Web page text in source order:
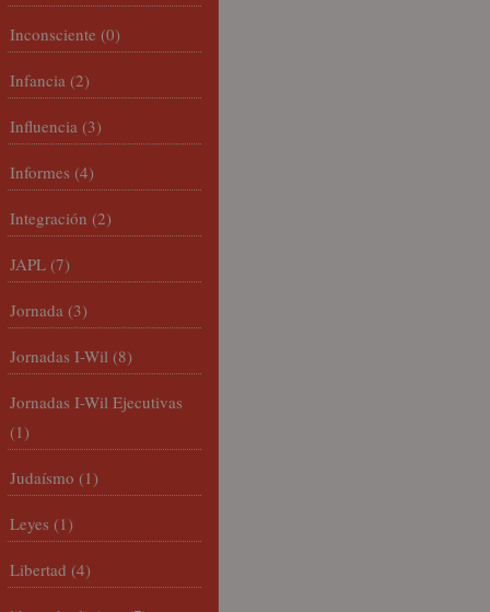
Inconsciente (0)
Infancia (2)
Influencia (3)
Informes (4)
Integración (2)
JAPL (7)
Jornada (3)
Jornadas I-Wil (8)
Jornadas I-Wil Ejecutivas
(1)
Judaísmo (1)
Leyes (1)
Libertad (4)